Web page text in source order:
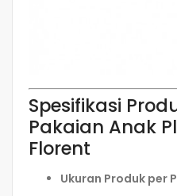
Spesifikasi
Pakaian Anak
Florent
Ukuran Produk per